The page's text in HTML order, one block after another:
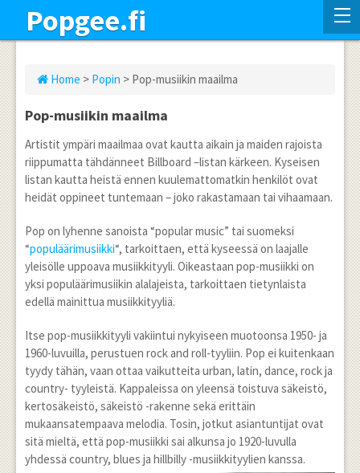
Popgee.fi
Home > Popin > Pop-musiikin maailma
Pop-musiikin maailma
Artistit ympäri maailmaa ovat kautta aikain ja maiden rajoista
riippumatta tähdänneet Billboard –listan kärkeen. Kyseisen
listan kautta heistä ennen kuulemattomatkin henkilöt ovat
heidät oppineet tuntemaan – joko rakastamaan tai vihaamaan.
Pop on lyhenne sanoista “popular music” tai suomeksi
“populäärimusiikki“, tarkoittaen, että kyseessä on laajalle
yleisölle uppoava musiikkityyli. Oikeastaan pop-musiikki on
yksi populäärimusiikin alalajeista, tarkoittaen tietynlaista
edellä mainittua musiikkityyliä.
Itse pop-musiikkityyli vakiintui nykyiseen muotoonsa 1950- ja
1960-luvuilla, perustuen rock and roll-tyyliin. Pop ei kuitenkaan
tyydy tähän, vaan ottaa vaikutteita urban, latin, dance, rock ja
country- tyyleistä. Kappaleissa on yleensä toistuva säkeistö,
kertosäkeistö, säkeistö -rakenne sekä erittäin
mukaansatempaava melodia. Tosin, jotkut asiantuntijat ovat
sitä mieltä, että pop-musiikki sai alkunsa jo 1920-luvulla
yhdessä country, blues ja hillbilly -musiikkityylien kanssa.